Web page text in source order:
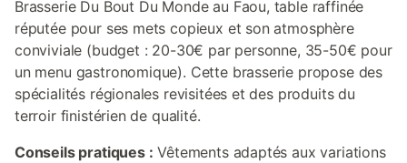
Brasserie Du Bout Du Monde au Faou, table raffinée
réputée pour ses mets copieux et son atmosphère
conviviale (budget : 20-30€ par personne, 35-50€ pour
un menu gastronomique). Cette brasserie propose des
spécialités régionales revisitées et des produits du
terroir finistérien de qualité.
Conseils pratiques : Vêtements adaptés aux variations